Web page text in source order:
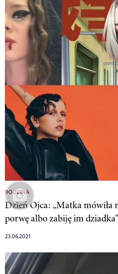
RODZINA
Dzień Ojca: „Matka mówiła
porwę albo zabiję im dziadka”
23.06.2021